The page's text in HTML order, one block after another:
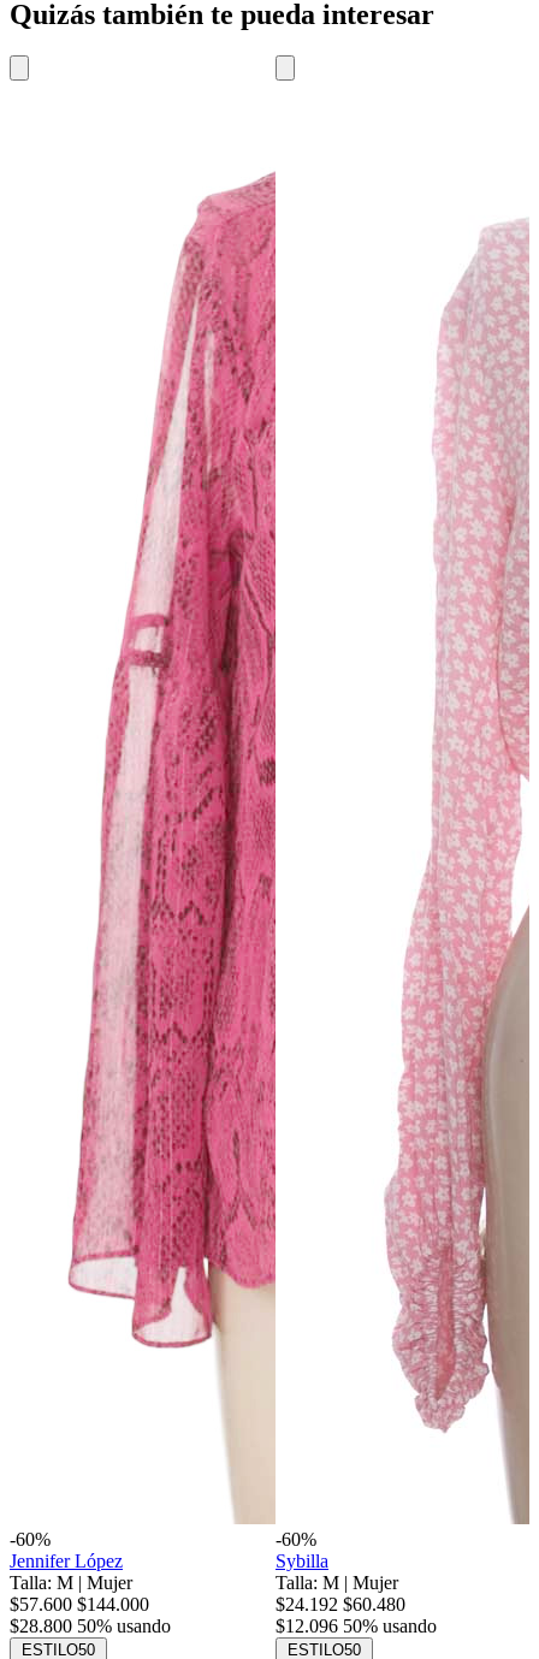
Quizás también te pueda interesar
-60%
Jennifer López
Talla: M | Mujer
$57.600 $144.000
$28.800 50% usando
ESTILO50
-60%
Sybilla
Talla: M | Mujer
$24.192 $60.480
$12.096 50% usando
ESTILO50